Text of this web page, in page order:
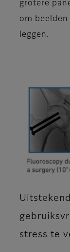
grotere
om beelden
leggen.
stress te